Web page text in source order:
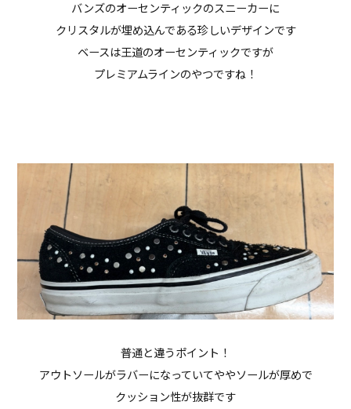
バンズのオーセンティックのスニーカーに
クリスタルが埋め込んである珍しいデザインです
ベースは王道のオーセンティックですが
プレミアムラインのやつですね！
普通と違うポイント！
アウトソールがラバーになっていてややソールが厚めで
クッション性が抜群です